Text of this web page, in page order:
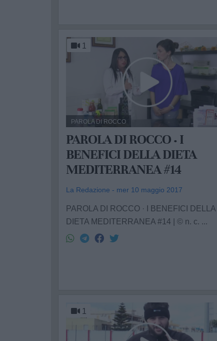
1
PAROLA DI ROCCO
PAROLA DI ROCCO · I
BENEFICI DELLA DIETA
MEDITERRANEA #14
La Redazione - mer 10 maggio 2017
PAROLA DI ROCCO · I BENEFICI DELLA
DIETA MEDITERRANEA #14 | © n. c. ...
1